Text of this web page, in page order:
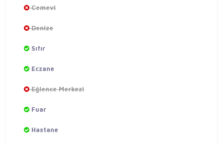
Cemevi
Denize
Sıfır
Eczane
Eğlence Merkezi
Fuar
Hastane